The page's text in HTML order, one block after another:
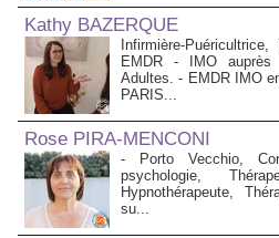
Kathy BAZERQUE
Infirmière-
EMDR - IMO
Adultes. - EMDR IMO
PARIS...
Rose PIRA-MENCONI
- Porto Vecchio,
psychologie,
Hypnothérapeute,
su...